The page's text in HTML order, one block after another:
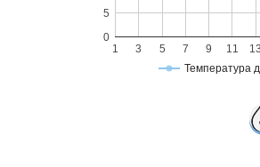
Температура
1 3 5 7 9 11
0
5